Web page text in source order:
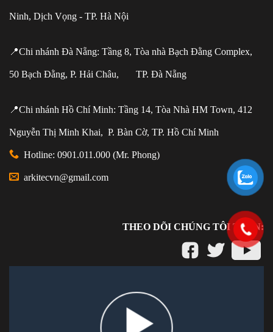
Ninh, Dịch Vọng - TP. Hà Nội
📍Chi nhánh Đà Nẵng: Tầng 8, Tòa nhà Bạch Đằng Complex,
50 Bạch Đằng, P. Hải Châu, TP. Đà Nẵng
📍Chi nhánh Hồ Chí Minh: Tầng 14, Tòa Nhà HM Town, 412
Nguyễn Thị Minh Khai, P. Bàn Cờ, TP. Hồ Chí Minh
Hotline: 0901.011.000 (Mr. Phong)
arkitecvn@gmail.com
THEO DÕI CHÚNG TÔI TRÊN: